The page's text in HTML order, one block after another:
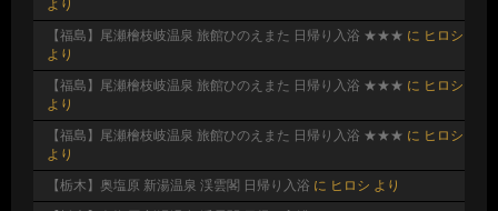
より
【福島】尾瀬檜枝岐温泉 旅館ひのえまた 日帰り入浴 ★★★ に ヒロシ
より
【福島】尾瀬檜枝岐温泉 旅館ひのえまた 日帰り入浴 ★★★ に ヒロシ
より
【福島】尾瀬檜枝岐温泉 旅館ひのえまた 日帰り入浴 ★★★ に ヒロシ
より
【栃木】奥塩原 新湯温泉 渓雲閣 日帰り入浴 に ヒロシ より